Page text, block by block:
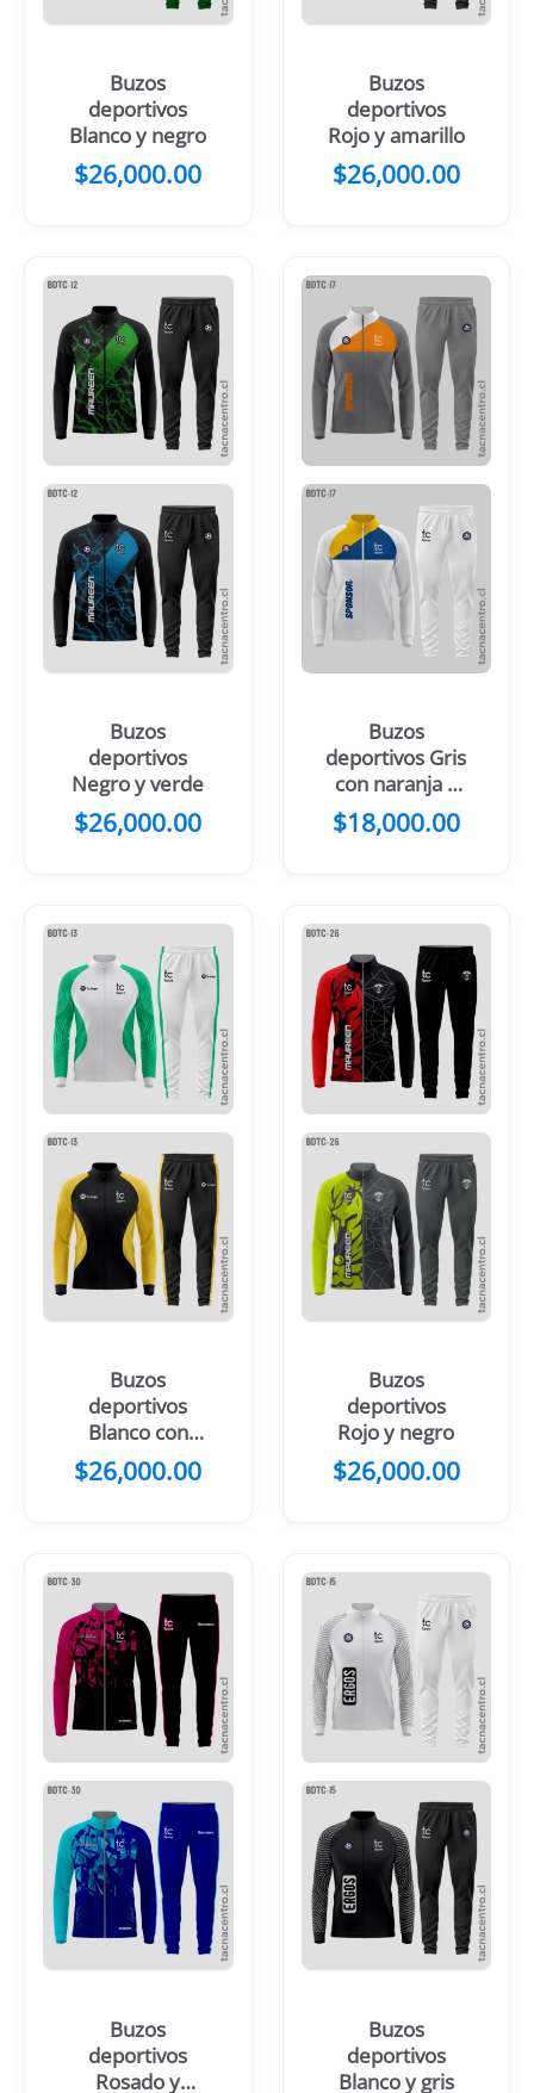
Buzos
deportivos
Blanco y negro
$26,000.00
Buzos
deportivos
Rojo y amarillo
$26,000.00
Buzos
deportivos
Negro y verde
$26,000.00
Buzos
deportivos Gris
con naranja y
blanco
$18,000.00
Buzos
deportivos
Blanco con
verde
$26,000.00
Buzos
deportivos
Rojo y negro
$26,000.00
Buzos
deportivos
Rosado y
Buzos
deportivos
Blanco y gris